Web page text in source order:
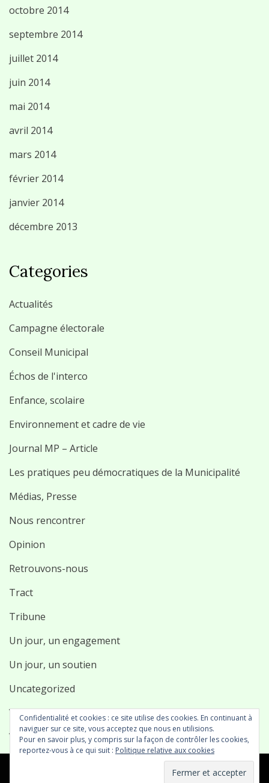
octobre 2014
septembre 2014
juillet 2014
juin 2014
mai 2014
avril 2014
mars 2014
février 2014
janvier 2014
décembre 2013
Categories
Actualités
Campagne électorale
Conseil Municipal
Échos de l'interco
Enfance, scolaire
Environnement et cadre de vie
Journal MP – Article
Les pratiques peu démocratiques de la Municipalité
Médias, Presse
Nous rencontrer
Opinion
Retrouvons-nous
Tract
Tribune
Un jour, un engagement
Un jour, un soutien
Uncategorized
Vidéo
Vie associative
Malakoff Plurielle
Confidentialité et cookies : ce site utilise des cookies. En continuant à
naviguer sur ce site, vous acceptez que nous en utilisions.
Pour en savoir plus, y compris sur la façon de contrôler les cookies,
reportez-vous à ce qui suit : Politique relative aux cookies